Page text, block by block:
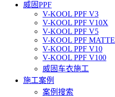
威固PPF
V-KOOL PPF V3
V-KOOL PPF V10X
V-KOOL PPF V5
V-KOOL PPF MATTE
V-KOOL PPF V10
V-KOOL PPF V100
威固车衣施工
施工案例
案例搜索